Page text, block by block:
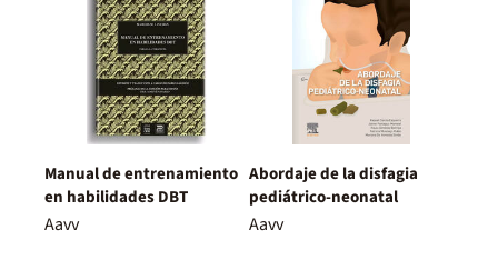
Manual de entrenamiento
en habilidades DBT
Aavv
Abordaje de la disfagia
pediátrico-neonatal
Aavv